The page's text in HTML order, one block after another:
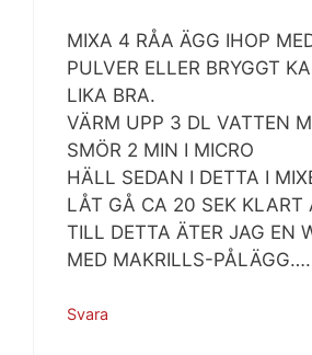
MIXA 4 RÅA ÄGG IHOP
PULVER ELLER BRYGGT
LIKA BRA.
VÄRM UPP 3 DL VATTEN
SMÖR 2 MIN I MICRO
HÄLL SEDAN I DETTA I
LÅT GÅ CA 20 SEK KLART
TILL DETTA ÄTER JAG EN
MED MAKRILLS-PÅLÄGG….
Svara